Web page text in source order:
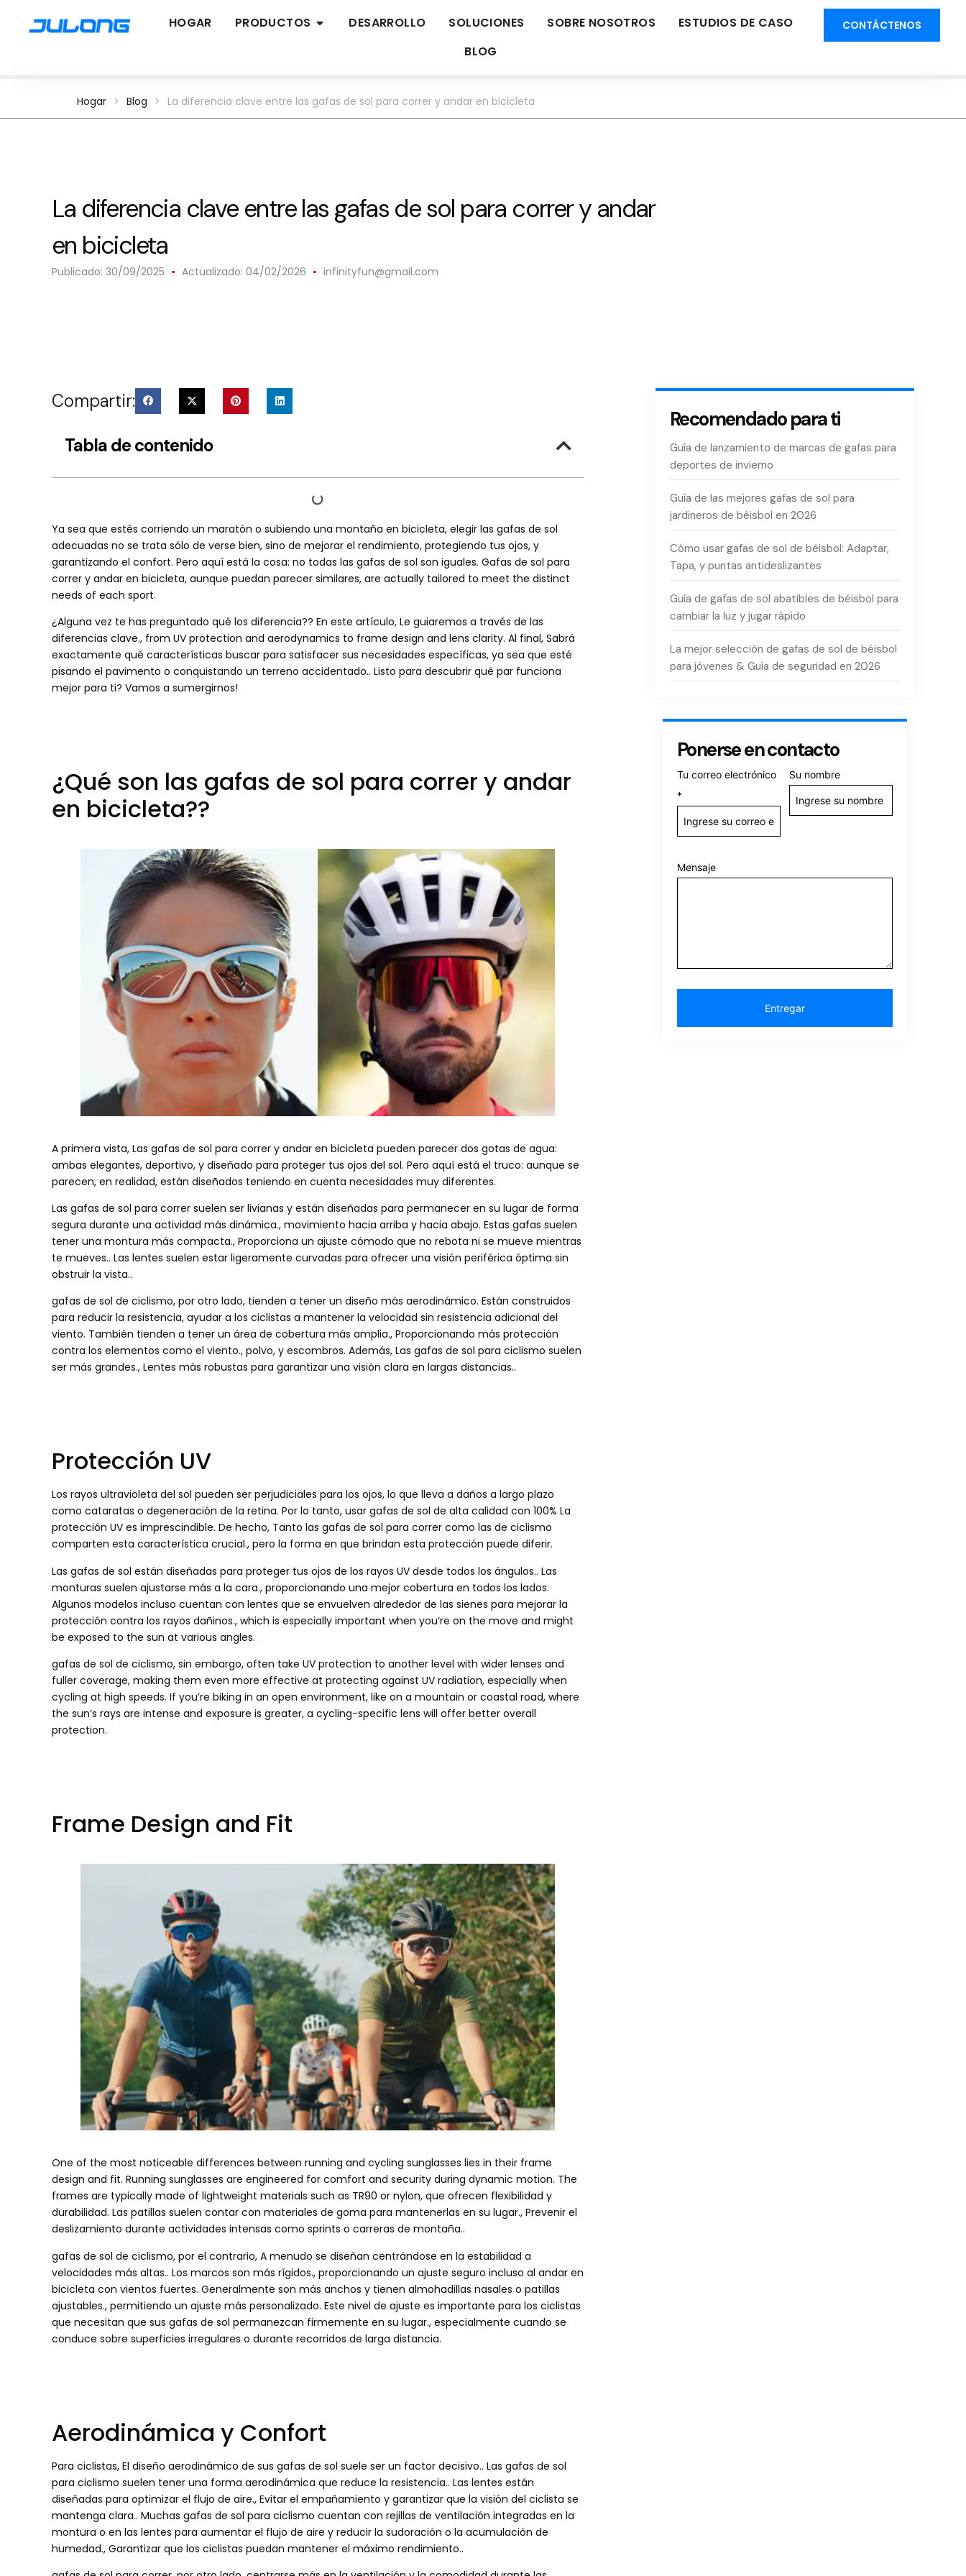
HOGAR PRODUCTOS DESARROLLO SOLUCIONES SOBRE NOSOTROS
ESTUDIOS DE CASO
BLOG
CONTÁCTENOS
Hogar > Blog > La diferencia clave entre las gafas de sol para correr y andar en bicicleta
La diferencia clave entre las gafas de sol para correr y andar
en bicicleta
Publicado: 30/09/2025 Actualizado: 04/02/2026 infinityfun@gmail.com
Compartir:
Tabla de contenido
Ya sea que estés corriendo un maratón o subiendo una montaña en bicicleta, elegir las gafas de sol
adecuadas no se trata sólo de verse bien, sino de mejorar el rendimiento, protegiendo tus ojos, y
garantizando el confort. Pero aquí está la cosa: no todas las gafas de sol son iguales. Gafas de sol para
correr y andar en bicicleta, aunque puedan parecer similares, are actually tailored to meet the distinct
needs of each sport.
¿Alguna vez te has preguntado qué los diferencia?? En este artículo, Le guiaremos a través de las
diferencias clave., from UV protection and aerodynamics to frame design and lens clarity. Al final, Sabrá
exactamente qué características buscar para satisfacer sus necesidades específicas, ya sea que esté
pisando el pavimento o conquistando un terreno accidentado.. Listo para descubrir qué par funciona
mejor para ti? Vamos a sumergirnos!
¿Qué son las gafas de sol para correr y andar
en bicicleta??
A primera vista, Las gafas de sol para correr y andar en bicicleta pueden parecer dos gotas de agua:
ambas elegantes, deportivo, y diseñado para proteger tus ojos del sol. Pero aquí está el truco: aunque se
parecen, en realidad, están diseñados teniendo en cuenta necesidades muy diferentes.
Las gafas de sol para correr suelen ser livianas y están diseñadas para permanecer en su lugar de forma
segura durante una actividad más dinámica., movimiento hacia arriba y hacia abajo. Estas gafas suelen
tener una montura más compacta., Proporciona un ajuste cómodo que no rebota ni se mueve mientras
te mueves.. Las lentes suelen estar ligeramente curvadas para ofrecer una visión periférica óptima sin
obstruir la vista..
gafas de sol de ciclismo, por otro lado, tienden a tener un diseño más aerodinámico. Están construidos
para reducir la resistencia, ayudar a los ciclistas a mantener la velocidad sin resistencia adicional del
viento. También tienden a tener un área de cobertura más amplia., Proporcionando más protección
contra los elementos como el viento., polvo, y escombros. Además, Las gafas de sol para ciclismo suelen
ser más grandes., Lentes más robustas para garantizar una visión clara en largas distancias..
Protección UV
Los rayos ultravioleta del sol pueden ser perjudiciales para los ojos, lo que lleva a daños a largo plazo
como cataratas o degeneración de la retina. Por lo tanto, usar gafas de sol de alta calidad con 100% La
protección UV es imprescindible. De hecho, Tanto las gafas de sol para correr como las de ciclismo
comparten esta característica crucial., pero la forma en que brindan esta protección puede diferir.
Las gafas de sol están diseñadas para proteger tus ojos de los rayos UV desde todos los ángulos.. Las
monturas suelen ajustarse más a la cara., proporcionando una mejor cobertura en todos los lados.
Algunos modelos incluso cuentan con lentes que se envuelven alrededor de las sienes para mejorar la
protección contra los rayos dañinos., which is especially important when you’re on the move and might
be exposed to the sun at various angles.
gafas de sol de ciclismo, sin embargo, often take UV protection to another level with wider lenses and
fuller coverage, making them even more effective at protecting against UV radiation, especially when
cycling at high speeds. If you’re biking in an open environment, like on a mountain or coastal road, where
the sun’s rays are intense and exposure is greater, a cycling-specific lens will offer better overall
protection.
Frame Design and Fit
One of the most noticeable differences between running and cycling sunglasses lies in their frame
design and fit. Running sunglasses are engineered for comfort and security during dynamic motion. The
frames are typically made of lightweight materials such as TR90 or nylon, que ofrecen flexibilidad y
durabilidad. Las patillas suelen contar con materiales de goma para mantenerlas en su lugar., Prevenir el
deslizamiento durante actividades intensas como sprints o carreras de montaña..
gafas de sol de ciclismo, por el contrario, A menudo se diseñan centrándose en la estabilidad a
velocidades más altas.. Los marcos son más rígidos., proporcionando un ajuste seguro incluso al andar en
bicicleta con vientos fuertes. Generalmente son más anchos y tienen almohadillas nasales o patillas
ajustables., permitiendo un ajuste más personalizado. Este nivel de ajuste es importante para los ciclistas
que necesitan que sus gafas de sol permanezcan firmemente en su lugar., especialmente cuando se
conduce sobre superficies irregulares o durante recorridos de larga distancia.
Aerodinámica y Confort
Para ciclistas, El diseño aerodinámico de sus gafas de sol suele ser un factor decisivo.. Las gafas de sol
para ciclismo suelen tener una forma aerodinámica que reduce la resistencia.. Las lentes están
diseñadas para optimizar el flujo de aire., Evitar el empañamiento y garantizar que la visión del ciclista se
mantenga clara.. Muchas gafas de sol para ciclismo cuentan con rejillas de ventilación integradas en la
montura o en las lentes para aumentar el flujo de aire y reducir la sudoración o la acumulación de
humedad., Garantizar que los ciclistas puedan mantener el máximo rendimiento..
Recomendado para ti
Guía de lanzamiento de marcas de gafas para
deportes de invierno
Guía de las mejores gafas de sol para
jardineros de béisbol en 2026
Cómo usar gafas de sol de béisbol: Adaptar,
Tapa, y puntas antideslizantes
Guía de gafas de sol abatibles de béisbol para
cambiar la luz y jugar rápido
La mejor selección de gafas de sol de béisbol
para jóvenes & Guía de seguridad en 2026
Ponerse en contacto
Tu correo electrónico
*
Su nombre
Mensaje
Entregar